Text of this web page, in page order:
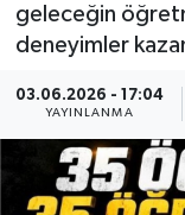
geleceğin
deneyimler
03.06.2026 - 17:04
YAYINLANMA